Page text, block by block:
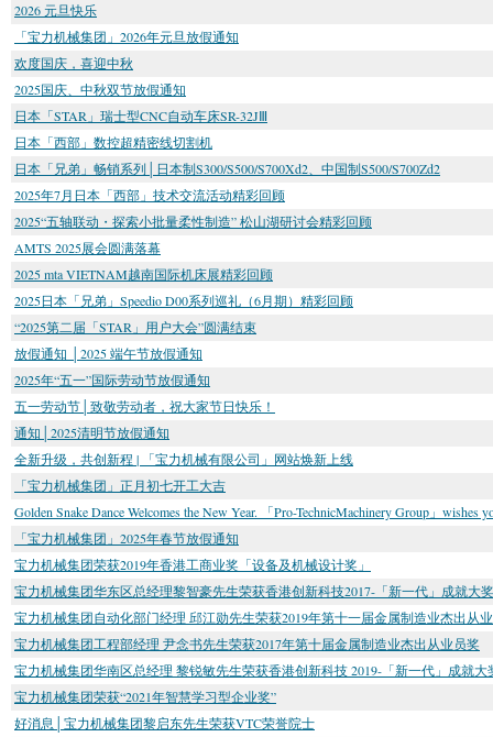
2026 元旦快乐
「宝力机械集团」2026年元旦放假通知
欢度国庆，喜迎中秋
2025国庆、中秋双节放假通知
日本「STAR」瑞士型CNC自动车床SR-32JⅢ
日本「西部」数控超精密线切割机
日本「兄弟」畅销系列│日本制S300/S500/S700Xd2、中国制S500/S700Zd2
2025年7月日本「西部」技术交流活动精彩回顾
2025“五轴联动・探索小批量柔性制造” 松山湖研讨会精彩回顾
AMTS 2025展会圆满落幕
2025 mta VIETNAM越南国际机床展精彩回顾
2025日本「兄弟」Speedio D00系列巡礼（6月期）精彩回顾
“2025第二届「STAR」用户大会”圆满结束
放假通知 │2025 端午节放假通知
2025年“五一”国际劳动节放假通知
五一劳动节│致敬劳动者，祝大家节日快乐！
通知│2025清明节放假通知
全新升级，共创新程 | 「宝力机械有限公司」网站焕新上线
「宝力机械集团」正月初七开工大吉
Golden Snake Dance Welcomes the New Year. 「Pro-TechnicMachinery Group」wishes
「宝力机械集团」2025年春节放假通知
宝力机械集团荣获2019年香港工商业奖「设备及机械设计奖」
宝力机械集团华东区总经理黎智豪先生荣获香港创新科技2017-「新一代」成就大奖
宝力机械集团自动化部门经理 邱江勋先生荣获2019年第十一届金属制造业杰出从
宝力机械集团工程部经理 尹念书先生荣获2017年第十届金属制造业杰出从业员奖
宝力机械集团华南区总经理 黎锐敏先生荣获香港创新科技 2019-「新一代」成就大
宝力机械集团荣获“2021年智慧学习型企业奖”
好消息│宝力机械集团黎启东先生荣获VTC荣誉院士